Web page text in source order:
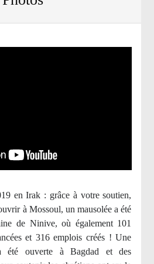
en Irak : grâce à votre soutien,
à Mossoul, un mausolée a été
de Ninive, où également 101
et 316 emplois créés ! Une
été ouverte à Bagdad et des